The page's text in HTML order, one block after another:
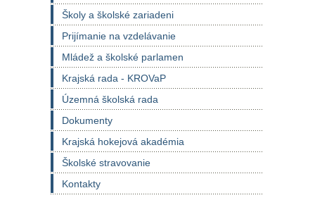
Školy a školské zariadeni
Prijímanie na vzdelávanie
Mládež a školské parlamen
Krajská rada - KROVaP
Územná školská rada
Dokumenty
Krajská hokejová akadémia
Školské stravovanie
Kontakty